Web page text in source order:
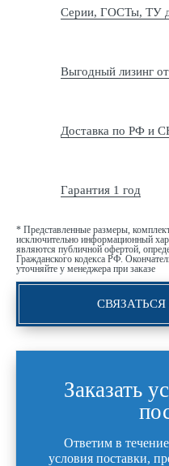
Серии, ГОСТы, ТУ
Выгодный лизинг
Доставка по РФ и
Гарантия 1 год
* Представленные размеры,
исключительно информационный
являются публичной офертой,
Гражданского кодекса РФ.
уточняйте у менеджера при заказе
Заказать
Ответим в
условия поставки,